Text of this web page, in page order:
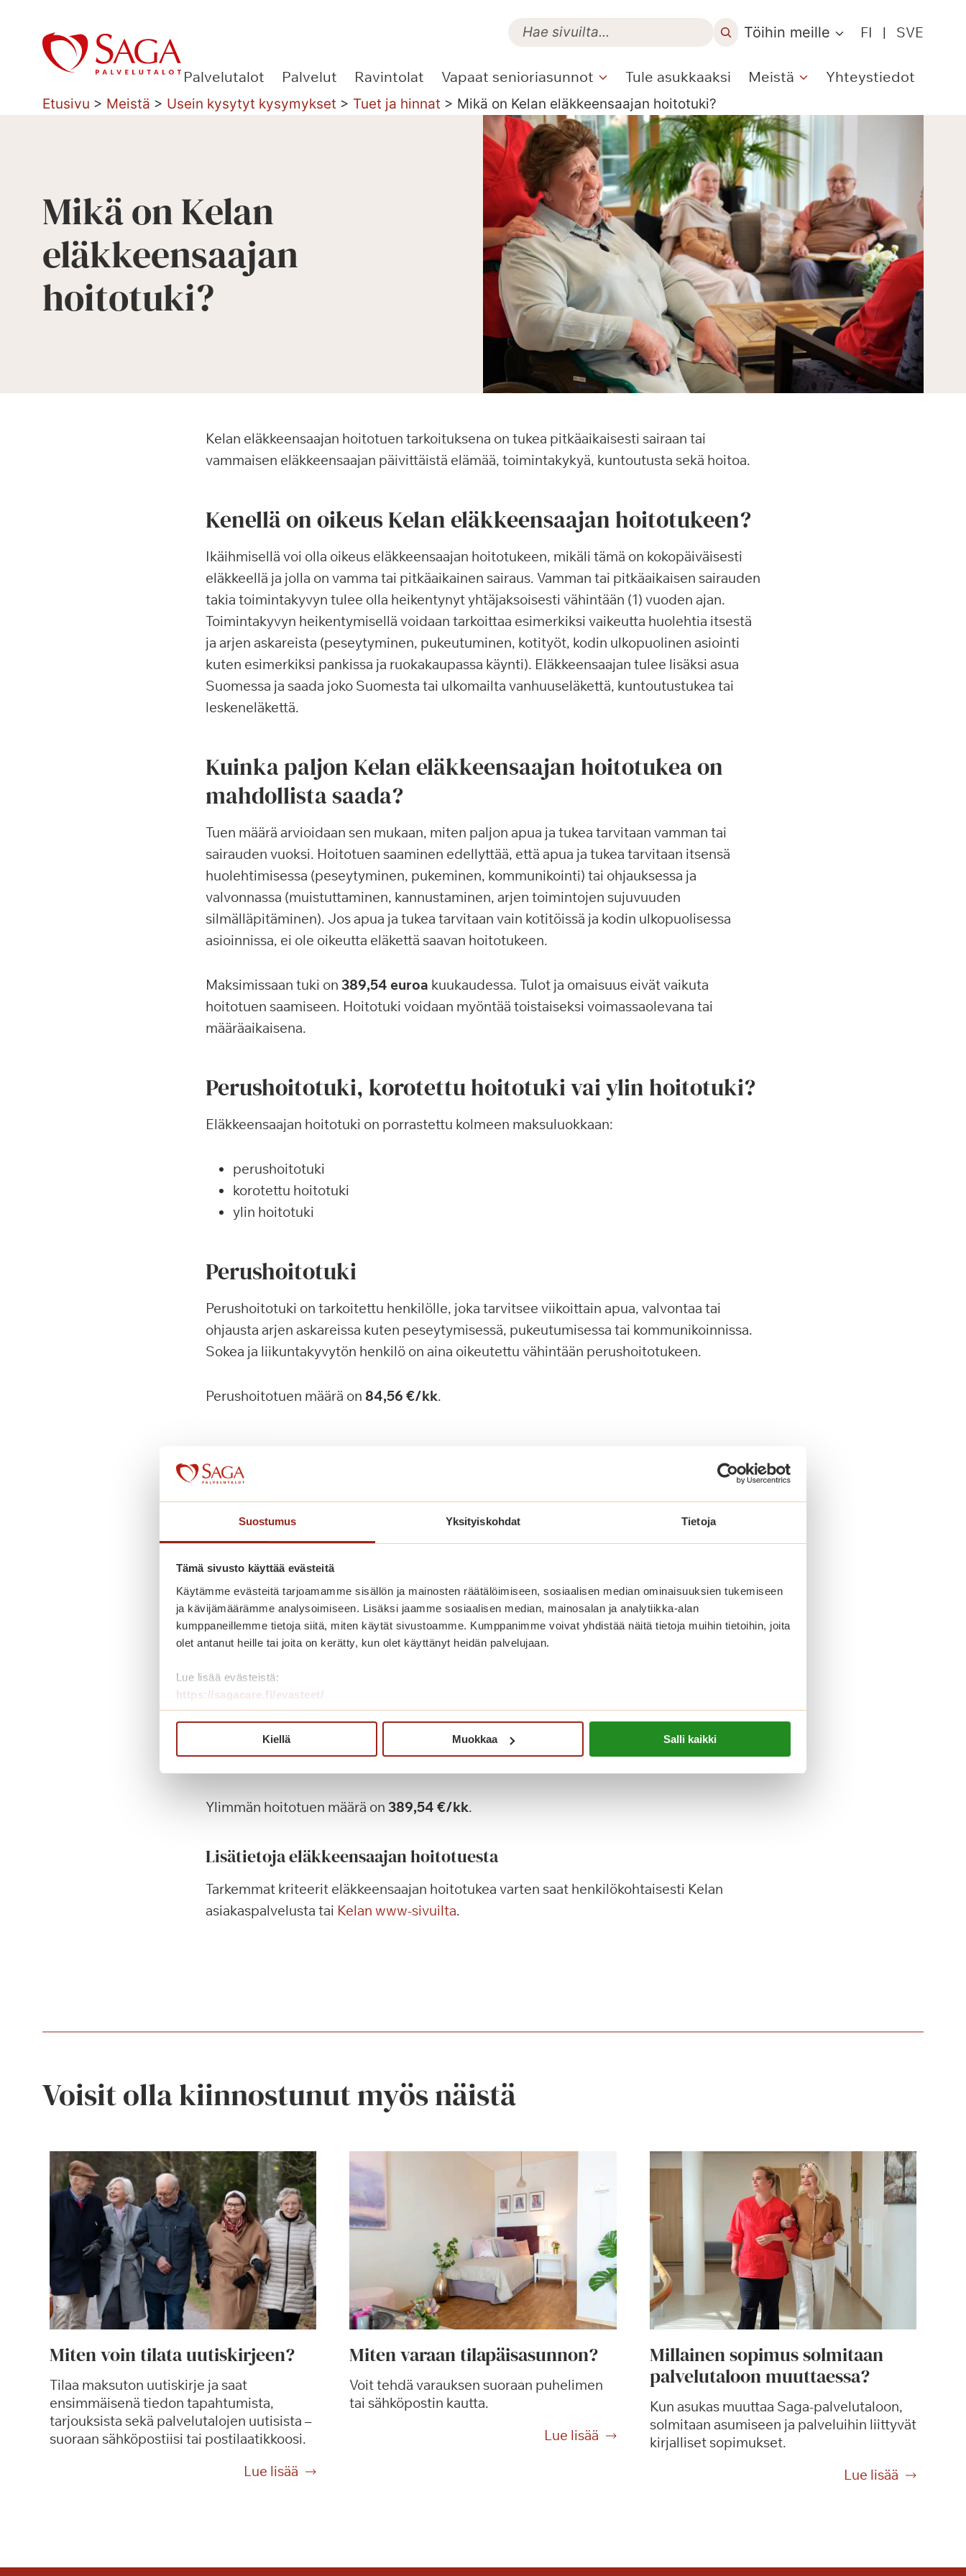
Suostumus Yksityiskohdat Tietoja
Tämä sivusto käyttää evästeitä
Käytämme evästeitä tarjoamamme sisällön ja mainosten räätälöimiseen, sosiaalisen median ominaisuuksien tukemiseen
ja kävijämäärämme analysoimiseen. Lisäksi jaamme sosiaalisen median, mainosalan ja analytiikka-alan
kumppaneillemme tietoja siitä, miten käytät sivustoamme. Kumppanimme voivat yhdistää näitä tietoja muihin tietoihin, joita
olet antanut heille tai joita on kerätty, kun olet käyttänyt heidän palvelujaan.
Lue lisää evästeistä:
https://sagacare.fi/evasteet/
Kiellä Muokkaa Salli kaikki
sisältöön
Töihin meille FI | SVE
Palvelutalot Palvelut Ravintolat Vapaat senioriasunnot Tule asukkaaksi Meistä Yhteystiedot
Etusivu > Meistä > Usein kysytyt kysymykset > Tuet ja hinnat > Mikä on Kelan eläkkeensaajan hoitotuki?
Mikä on Kelan
eläkkeensaajan
hoitotuki?
Kelan eläkkeensaajan hoitotuen tarkoituksena on tukea pitkäaikaisesti sairaan tai
vammaisen eläkkeensaajan päivittäistä elämää, toimintakykyä, kuntoutusta sekä hoitoa.
Kenellä on oikeus Kelan eläkkeensaajan hoitotukeen?
Ikäihmisellä voi olla oikeus eläkkeensaajan hoitotukeen, mikäli tämä on kokopäiväisesti
eläkkeellä ja jolla on vamma tai pitkäaikainen sairaus. Vamman tai pitkäaikaisen sairauden
takia toimintakyvyn tulee olla heikentynyt yhtäjaksoisesti vähintään (1) vuoden ajan.
Toimintakyvyn heikentymisellä voidaan tarkoittaa esimerkiksi vaikeutta huolehtia itsestä
ja arjen askareista (peseytyminen, pukeutuminen, kotityöt, kodin ulkopuolinen asiointi
kuten esimerkiksi pankissa ja ruokakaupassa käynti). Eläkkeensaajan tulee lisäksi asua
Suomessa ja saada joko Suomesta tai ulkomailta vanhuuseläkettä, kuntoutustukea tai
leskeneläkettä.
Kuinka paljon Kelan eläkkeensaajan hoitotukea on
mahdollista saada?
Tuen määrä arvioidaan sen mukaan, miten paljon apua ja tukea tarvitaan vamman tai
sairauden vuoksi. Hoitotuen saaminen edellyttää, että apua ja tukea tarvitaan itsensä
huolehtimisessa (peseytyminen, pukeminen, kommunikointi) tai ohjauksessa ja
valvonnassa (muistuttaminen, kannustaminen, arjen toimintojen sujuvuuden
silmälläpitäminen). Jos apua ja tukea tarvitaan vain kotitöissä ja kodin ulkopuolisessa
asioinnissa, ei ole oikeutta eläkettä saavan hoitotukeen.
Maksimissaan tuki on 389,54 euroa kuukaudessa. Tulot ja omaisuus eivät vaikuta
hoitotuen saamiseen. Hoitotuki voidaan myöntää toistaiseksi voimassaolevana tai
määräaikaisena.
Perushoitotuki, korotettu hoitotuki vai ylin hoitotuki?
Eläkkeensaajan hoitotuki on porrastettu kolmeen maksuluokkaan:
perushoitotuki
korotettu hoitotuki
ylin hoitotuki
Perushoitotuki
Perushoitotuki on tarkoitettu henkilölle, joka tarvitsee viikoittain apua, valvontaa tai
ohjausta arjen askareissa kuten peseytymisessä, pukeutumisessa tai kommunikoinnissa.
Sokea ja liikuntakyvytön henkilö on aina oikeutettu vähintään perushoitotukeen.
Perushoitotuen määrä on 84,56 €/kk.
Korotettu hoitotuki
itsensä huolehtimisessa sekä useimmissa arjen toiminnoissaan, kuten peseytymisessä,
hoitotuen voi saada myös henkilö, jolla on vamman tai sairauden takia jatkuvia ja
ylimääräisiä erityiskustannuksia korotetun hoitotuen verran joka kuukausi.
Korotetun hoitotuen määrä on184,22 €/kk.
Ylin hoitotuki
Ylin hoitotuki on tarkoitettu henkilölle, joka tarvitsee ympärivuorokautista valvontaa ja
hoitoa lähes kaikissa toimissaan ja mikäli henkilö ei pärjää yksin pidempiä aikoja.
Ylimmän hoitotuen määrä on 389,54 €/kk.
Lisätietoja eläkkeensaajan hoitotuesta
Tarkemmat kriteerit eläkkeensaajan hoitotukea varten saat henkilökohtaisesti Kelan
asiakaspalvelusta tai Kelan www-sivuilta.
Voisit olla kiinnostunut myös näistä
Miten voin tilata uutiskirjeen?
Tilaa maksuton uutiskirje ja saat
ensimmäisenä tiedon tapahtumista,
tarjouksista sekä palvelutalojen uutisista –
suoraan sähköpostiisi tai postilaatikkoosi.
Lue lisää
M
Miten varaan tilapäisasunnon?
Voit tehdä varauksen suoraan puhelimen
tai sähköpostin kautta.
Lue lisää
M
Millainen sopimus solmitaan
palvelutaloon muuttaessa?
Kun asukas muuttaa Saga-palvelutaloon,
solmitaan asumiseen ja palveluihin liittyvät
kirjalliset sopimukset.
Lue lisää
M
i